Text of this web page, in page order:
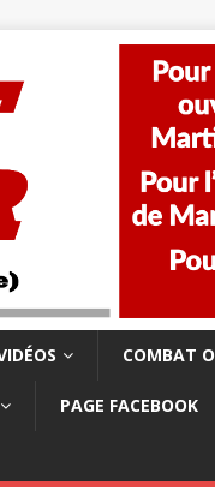
COMBAT
PAGE FACEBOOK